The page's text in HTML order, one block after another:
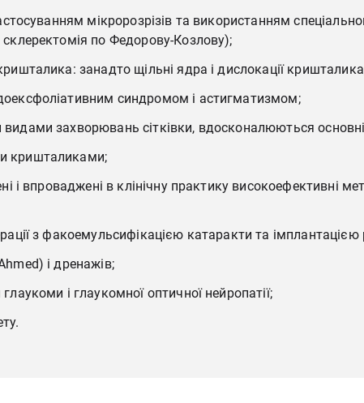
мікророзрізів та використанням
по Федорову-Козлову);
занадто щільні ядра і дислокації
синдромом і астигматизмом;
захворювань сітківки, вдосконалюються основні
кришталиками;
впроваджені в клінічну практику високоефективні
з факоемульсифікацією катаракти та імплантацією
і дренажів;
і глаукомної оптичної нейропатії;